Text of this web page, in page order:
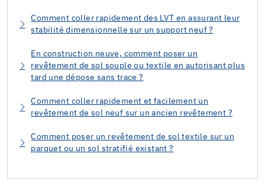
Comment coller rapidement des LVT en assurant leur
stabilité dimensionnelle sur un support neuf ?
En construction neuve, comment poser un
revêtement de sol souple ou textile en autorisant plus
tard une dépose sans trace ?
Comment coller rapidement et facilement un
revêtement de sol neuf sur un ancien revêtement ?
Comment poser un revêtement de sol textile sur un
parquet ou un sol stratifié existant ?